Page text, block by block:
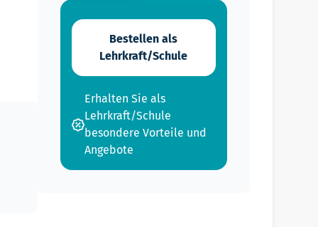
Bestellen als
Lehrkraft/Schule
Erhalten Sie als
Lehrkraft/Schule
besondere Vorteile und
Angebote